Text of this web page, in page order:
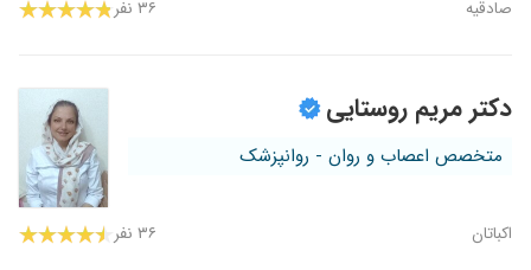
صادقیه ۳۶ نفر
دکتر مریم روستایی
متخصص اعصاب و روان - روانپزشک
اکباتان ۳۶ نفر